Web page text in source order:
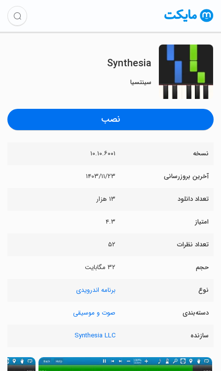
Synthesia
سینتسیا
نصب
نسخه ۱۰.۱۰.۶۰۰۱
آخرین بروزرسانی ۱۴۰۳/۱۱/۲۳
تعداد دانلود ۱۳ هزار
امتیاز ۴.۳
تعداد نظرات ۵۲
حجم ۳۲ مگابایت
نوع برنامه اندرویدی
دسته‌بندی صوت و موسیقی
سازنده Synthesia LLC